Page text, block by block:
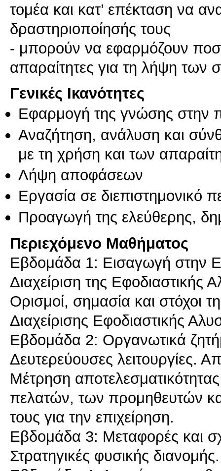
τομέα και κατ’ επέκταση να
δραστηριοποίησής τους
- μπορούν να εφαρμόζουν
απαραίτητες για τη λήψη των
Γενικές Ικανότητες
Εφαρμογή της γνώσης στην
Αναζήτηση, ανάλυση και
με τη χρήση και των
Λήψη αποφάσεων
Εργασία σε διεπιστημονικό
Προαγωγή της ελεύθερης,
Περιεχόμενο Μαθήματος
Εβδομάδα 1: Εισαγωγή στην
Διαχείριση της
Ορισμοί, σημασία και στόχοι
Διαχείρισης Εφοδιαστικής
Εβδομάδα 2: Οργανωτικά
Δευτερεύουσες λειτουργίες.
Μέτρηση
πελατών, των προμηθευτών
τους για την επιχείρηση.
Εβδομάδα 3: Μεταφορές και
Στρατηγικές φυσικής